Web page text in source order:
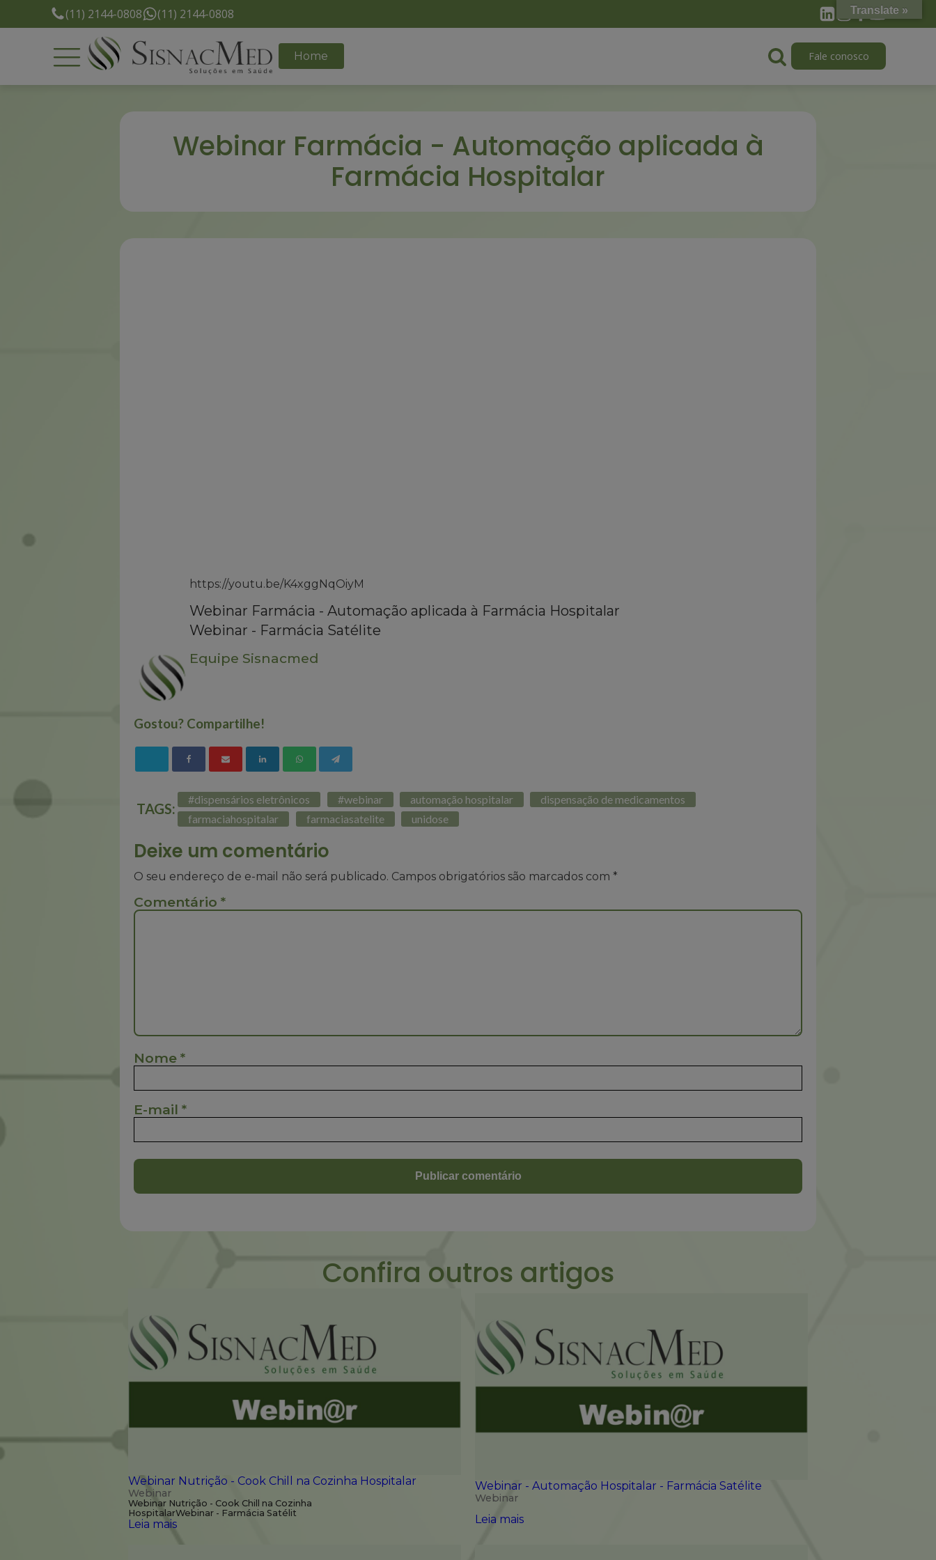
(11) 2144-0808 (11) 2144-0808
Home Fale conosco
Webinar Farmácia - Automação aplicada à
Farmácia Hospitalar
https://youtu.be/K4xggNqOiyM
Webinar Farmácia - Automação aplicada à Farmácia Hospitalar
Webinar - Farmácia Satélite
Equipe Sisnacmed
Gostou? Compartilhe!
TAGS:
#dispensários eletrônicos #webinar automação hospitalar
dispensação de medicamentos
farmaciahospitalar
farmaciasatelite unidose
Deixe um comentário
O seu endereço de e-mail não será publicado. Campos obrigatórios são marcados com *
Comentário *
Nome *
E-mail *
Confira outros artigos
Webinar Nutrição - Cook Chill na Cozinha Hospitalar
Webinar
Webinar Nutrição - Cook Chill na Cozinha
HospitalarWebinar - Farmácia Satélit
Leia mais
Webinar - Automação Hospitalar - Farmácia Satélite
Webinar
Leia mais
Translate »